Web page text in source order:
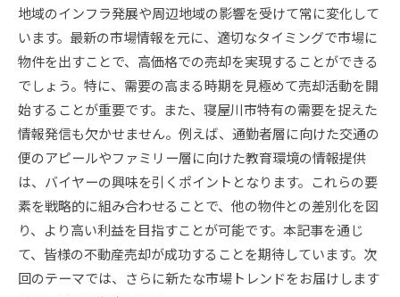
地域のインフラ発展や周辺地域の影響を受けて常に変化して
います。最新の市場情報を元に、適切なタイミングで市場に
物件を出すことで、高価格での売却を実現することができる
でしょう。特に、需要の高まる時期を見極めて売却活動を開
始することが重要です。また、寝屋川市特有の需要を捉えた
情報発信も欠かせません。例えば、通勤者層に向けた交通の
便のアピールやファミリー層に向けた教育環境の情報提供
は、バイヤーの興味を引くポイントとなります。これらの要
素を戦略的に組み合わせることで、他の物件との差別化を図
り、より高い利益を目指すことが可能です。本記事を通じ
て、皆様の不動産売却が成功することを期待しています。次
回のテーマでは、さらに新たな市場トレンドをお届けします